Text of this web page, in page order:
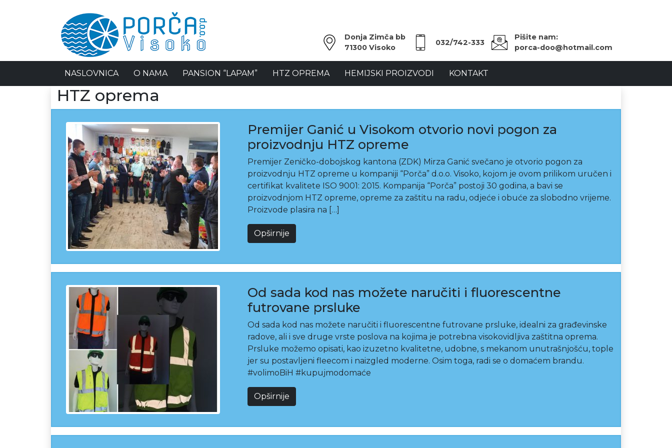
Donja Zimča bb
71300 Visoko
032/742-333
Pišite nam:
porca-doo@hotmail.com
NASLOVNICA O NAMA PANSION “LAPAM” HTZ OPREMA HEMIJSKI PROIZVODI KONTAKT
HTZ oprema
Premijer Ganić u Visokom otvorio novi pogon za
proizvodnju HTZ opreme
Premijer Zeničko-dobojskog kantona (ZDK) Mirza Ganić svečano je otvorio pogon za
proizvodnju HTZ opreme u kompaniji “Porča” d.o.o. Visoko, kojom je ovom prilikom uručen i
certifikat kvalitete ISO 9001: 2015. Kompanija “Porča” postoji 30 godina, a bavi se
proizvodnjom HTZ opreme, opreme za zaštitu na radu, odjeće i obuće za slobodno vrijeme.
Proizvode plasira na […]
Opširnije
Od sada kod nas možete naručiti i fluorescentne
futrovane prsluke
Od sada kod nas možete naručiti i fluorescentne futrovane prsluke, idealni za građevinske
radove, ali i sve druge vrste poslova na kojima je potrebna visokovidljiva zaštitna oprema.
Prsluke možemo opisati, kao izuzetno kvalitetne, udobne, s mekanom unutrašnjošću, tople
jer su postavljeni fleecom i naizgled moderne. Osim toga, radi se o domaćem brandu.
#volimoBiH #kupujmodomaće
Opširnije